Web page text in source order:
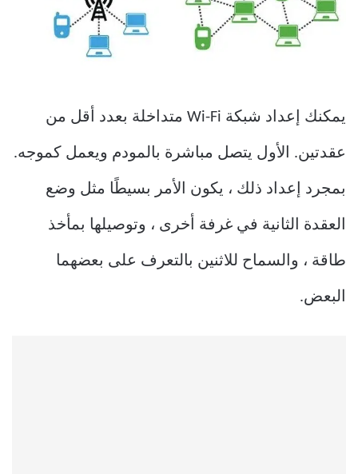
يمكنك إعداد شبكة Wi-Fi متداخلة بعدد أقل من
عقدتين. الأول يتصل مباشرة بالمودم ويعمل كموجه.
بمجرد إعداد ذلك ، يكون الأمر بسيطًا مثل وضع
العقدة الثانية في غرفة أخرى ، وتوصيلها بمأخذ
طاقة ، والسماح للاثنين بالتعرف على بعضهما
البعض.